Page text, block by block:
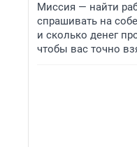
Миссия — найти
спрашивать на
и сколько денег
чтобы вас точно